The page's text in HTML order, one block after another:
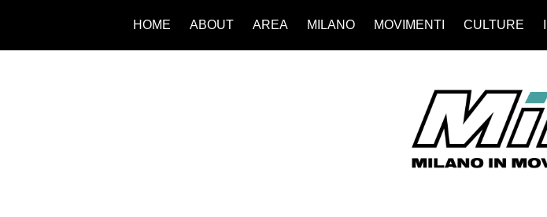
HOME ABOUT AREA MILANO MOVIMENTI CULTURE